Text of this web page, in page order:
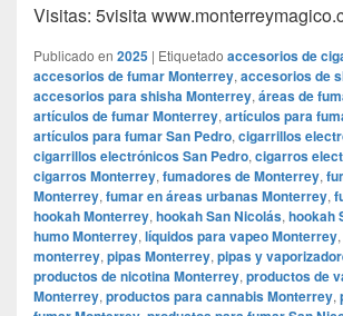
Visitas: 5visita
Publicado en 2025 | Etiquetado accesorios de
accesorios de fumar Monterrey, accesorios de
accesorios para shisha Monterrey, áreas de
artículos de fumar Monterrey, artículos para
artículos para fumar San Pedro, cigarrillos
cigarrillos electrónicos San Pedro, cigarros
cigarros Monterrey, fumadores de Monterrey,
Monterrey, fumar en áreas urbanas Monterrey,
hookah Monterrey, hookah San Nicolás, hookah
humo Monterrey, líquidos para vapeo Monterrey,
monterrey, pipas Monterrey, pipas y
productos de nicotina Monterrey, productos de
Monterrey, productos para cannabis Monterrey,